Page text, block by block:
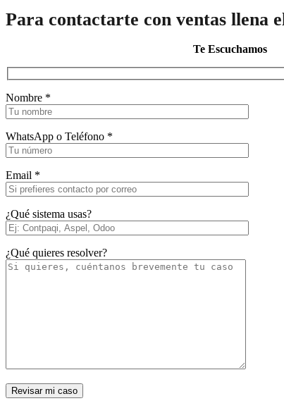
Para contactarte con ventas llena
Te Escuchamos
Nombre *
WhatsApp o Teléfono *
Email *
¿Qué sistema usas?
¿Qué quieres resolver?